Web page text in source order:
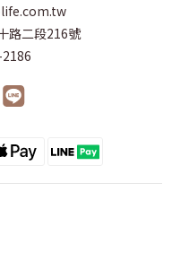
路二段216號